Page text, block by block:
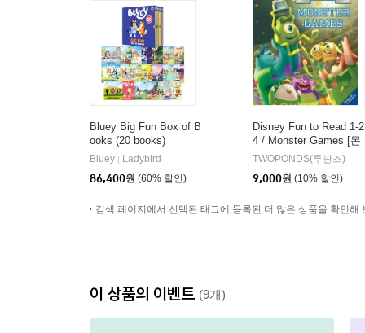
Bluey Big Fun Box of B
ooks (20 books)
Bluey
Ladybird
86,400원 (60% 할인)
Disney Fun to Read 1-2
4 / Monster Games [몬
스터 대학교]
TWOPONDS(투판즈)
9,000원 (10% 할인)
검색 페이지에서 선택된 태그에 등록된 더 많은 상품을 확인해
이 상품의 이벤트 (9개)